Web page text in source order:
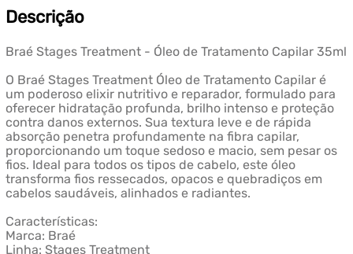
Descrição
Braé Stages Treatment - Óleo de Tratamento Capilar 35ml
O Braé Stages Treatment Óleo de Tratamento Capilar é
um poderoso elixir nutritivo e reparador, formulado para
oferecer hidratação profunda, brilho intenso e proteção
contra danos externos. Sua textura leve e de rápida
absorção penetra profundamente na fibra capilar,
proporcionando um toque sedoso e macio, sem pesar os
fios. Ideal para todos os tipos de cabelo, este óleo
transforma fios ressecados, opacos e quebradiços em
cabelos saudáveis, alinhados e radiantes.
Características:
Marca: Braé
Linha: Stages Treatment